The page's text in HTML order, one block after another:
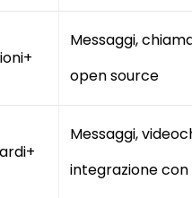
Messaggi,
open source
Messaggi,
integrazione